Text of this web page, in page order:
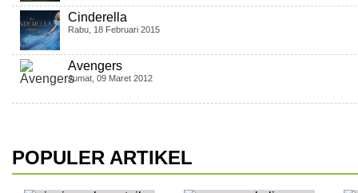
Cinderella
Rabu, 18 Februari 2015
Avengers
Jumat, 09 Maret 2012
POPULER ARTIKEL